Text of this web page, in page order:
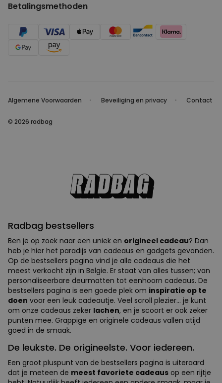
Betalingsmethoden
Algemene Voorwaarden Beveiliging en privacy Contact
© 2026 radbag
Radbag bestsellers
Ben je op zoek naar een uniek en origineel cadeau? Dan
heb je hier het paradijs van cadeaus en gadgets gevonden.
Op de bestsellers pagina vind je alle cadeaus die het
meest verkocht zijn in Belgie. Er staat van alles tussen; van
personaliseerbare deurmatten tot eenhoorn cadeaus. De
bestsellers pagina is een goede plek om inspiratie op te
doen voor een leuk cadeautje. Veel scroll plezier... je kunt
om onze cadeaus zeker lachen, en je scoort er ook zeker
punten mee. Grappige en originele cadeaus vallen atijd
goed in de smaak.
De leukste. De origineelste. Voor iedereen.
Een groot pluspunt van de bestsellers pagina is uiteraard
dat je meteen de meest favoriete cadeaus op een rijtje